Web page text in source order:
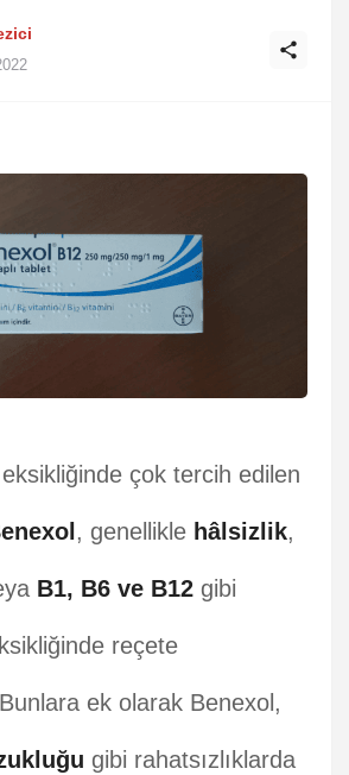
çok tercih edilen
, genellikle hâlsizlik,
B1, B6 ve B12 gibi
reçete
ek olarak Benexol,
gibi rahatsızlıklarda